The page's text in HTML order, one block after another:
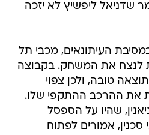
שדניאל ליפשיץ לא יזכה
העיתונאים, מכבי תל
לנצח את המשחק. בקבוצה
טובה, ולכן צפוי
את ההרכב ההתקפי שלו.
שהיו על הספסל
אמורים לפתוח